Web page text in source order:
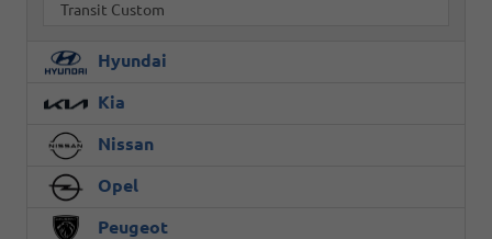
Transit Custom
Hyundai
Kia
Nissan
Opel
Peugeot